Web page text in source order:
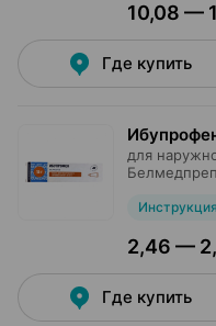
10,08 —
Где купить
для
Инструкция
2,46 —
Где купить